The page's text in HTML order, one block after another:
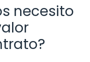
necesito